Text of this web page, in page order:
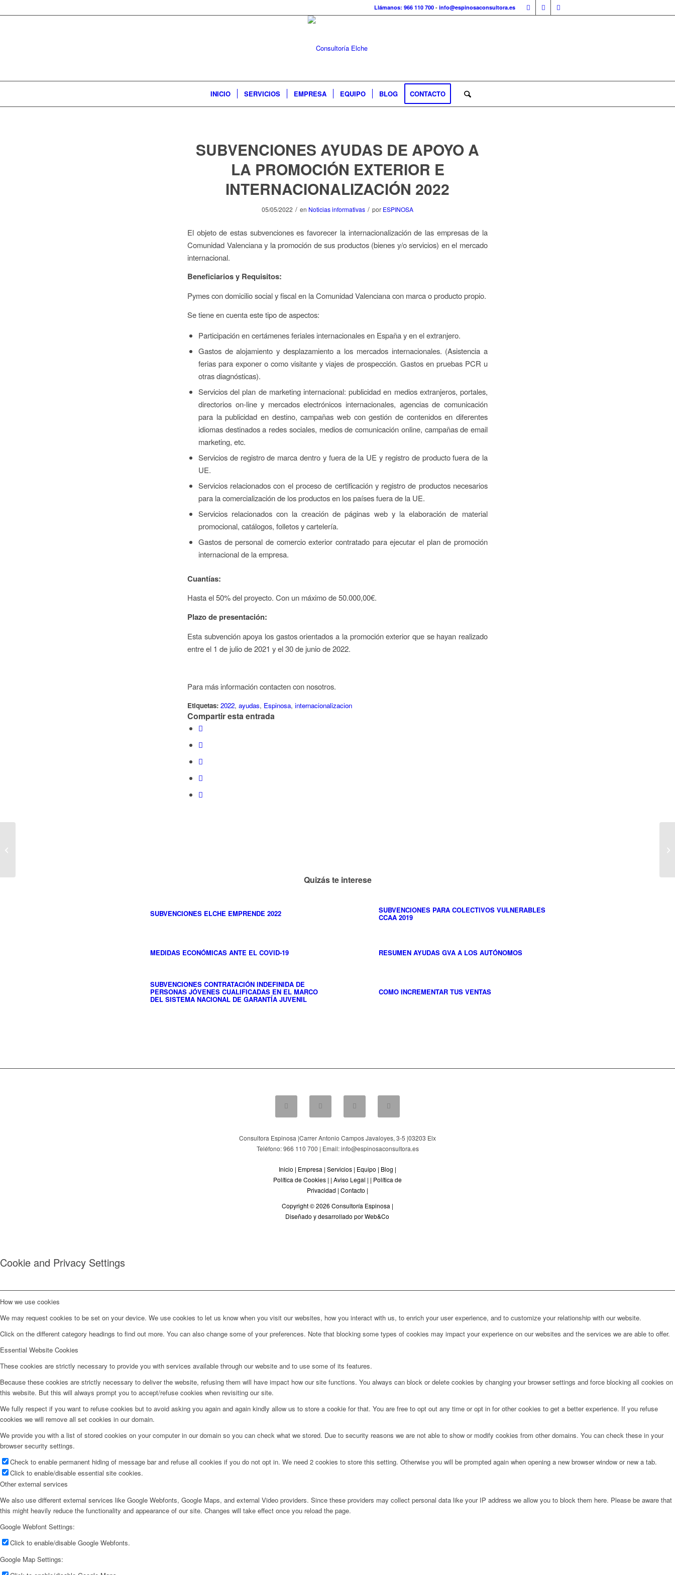
Llámanos: 966 110 700 - info@espinosaconsultora.es
INICIO SERVICIOS EMPRESA EQUIPO BLOG CONTACTO
SUBVENCIONES AYUDAS DE APOYO A
LA PROMOCIÓN EXTERIOR E
INTERNACIONALIZACIÓN 2022
05/05/2022 / en Noticias informativas / por ESPINOSA
El objeto de estas subvenciones es favorecer la internacionalización de las empresas de la
Comunidad Valenciana y la promoción de sus productos (bienes y/o servicios) en el mercado
internacional.
Beneficiarios y Requisitos:
Pymes con domicilio social y fiscal en la Comunidad Valenciana con marca o producto propio.
Se tiene en cuenta este tipo de aspectos:
Participación en certámenes feriales internacionales en España y en el extranjero.
Gastos de alojamiento y desplazamiento a los mercados internacionales. (Asistencia a
ferias para exponer o como visitante y viajes de prospección. Gastos en pruebas PCR u
otras diagnósticas).
Servicios del plan de marketing internacional: publicidad en medios extranjeros, portales,
directorios on-line y mercados electrónicos internacionales, agencias de comunicación
para la publicidad en destino, campañas web con gestión de contenidos en diferentes
idiomas destinados a redes sociales, medios de comunicación online, campañas de email
marketing, etc.
Servicios de registro de marca dentro y fuera de la UE y registro de producto fuera de la
UE.
Servicios relacionados con el proceso de certificación y registro de productos necesarios
para la comercialización de los productos en los países fuera de la UE.
Servicios relacionados con la creación de páginas web y la elaboración de material
promocional, catálogos, folletos y cartelería.
Gastos de personal de comercio exterior contratado para ejecutar el plan de promoción
internacional de la empresa.
Cuantías:
Hasta el 50% del proyecto. Con un máximo de 50.000,00€.
Plazo de presentación:
Esta subvención apoya los gastos orientados a la promoción exterior que se hayan realizado
entre el 1 de julio de 2021 y el 30 de junio de 2022.
Para más información contacten con nosotros.
Etiquetas: 2022, ayudas, Espinosa, internacionalizacion
Compartir esta entrada
Quizás te interese
SUBVENCIONES ELCHE EMPRENDE 2022 SUBVENCIONES PARA COLECTIVOS VULNERABLES
CCAA 2019
MEDIDAS ECONÓMICAS ANTE EL COVID-19 RESUMEN AYUDAS GVA A LOS AUTÓNOMOS
SUBVENCIONES CONTRATACIÓN INDEFINIDA DE
PERSONAS JÓVENES CUALIFICADAS EN EL MARCO
DEL SISTEMA NACIONAL DE GARANTÍA JUVENIL
COMO INCREMENTAR TUS VENTAS
Consultora Espinosa |Carrer Antonio Campos Javaloyes, 3-5 |03203 Elx
Teléfono: 966 110 700 | Email: info@espinosaconsultora.es
Inicio | Empresa | Servicios| Equipo | Blog |
Política de Cookies| | Aviso Legal | | Política de
Privacidad | Contacto |
Copyright © 2026 Consultoría Espinosa |
Diseñado y desarrollado por Web&Co
Cookie and Privacy Settings
How we use cookies
We may request cookies to be set on your device. We use cookies to let us know when you visit our websites, how you interact with us, to enrich your user experience, and to customize your relationship with our website.
Click on the different category headings to find out more. You can also change some of your preferences. Note that blocking some types of cookies may impact your experience on our websites and the services we are able to offer.
Essential Website Cookies
These cookies are strictly necessary to provide you with services available through our website and to use some of its features.
Because these cookies are strictly necessary to deliver the website, refusing them will have impact how our site functions. You always can block or delete cookies by changing your browser settings and force blocking all cookies on
this website. But this will always prompt you to accept/refuse cookies when revisiting our site.
We fully respect if you want to refuse cookies but to avoid asking you again and again kindly allow us to store a cookie for that. You are free to opt out any time or opt in for other cookies to get a better experience. If you refuse
cookies we will remove all set cookies in our domain.
We provide you with a list of stored cookies on your computer in our domain so you can check what we stored. Due to security reasons we are not able to show or modify cookies from other domains. You can check these in your
browser security settings.
Check to enable permanent hiding of message bar and refuse all cookies if you do not opt in. We need 2 cookies to store this setting. Otherwise you will be prompted again when opening a new browser window or new a tab.
Click to enable/disable essential site cookies.
Other external services
We also use different external services like Google Webfonts, Google Maps, and external Video providers. Since these providers may collect personal data like your IP address we allow you to block them here. Please be aware that
this might heavily reduce the functionality and appearance of our site. Changes will take effect once you reload the page.
Google Webfont Settings:
Click to enable/disable Google Webfonts.
Google Map Settings: